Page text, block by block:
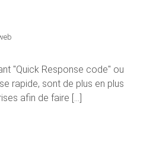
"Quick Response code" ou
rapide, sont de plus en plus
afin de faire [...]